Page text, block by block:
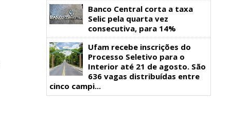
Banco Central corta a taxa
Selic pela quarta vez
consecutiva, para 14%
Ufam recebe inscrições do
Processo Seletivo para o
Interior até 21 de agosto. São
636 vagas distribuídas entre
cinco campi...